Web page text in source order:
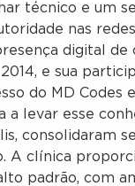
técnico e um
nas
digital de
e sua
do MD Codes
a levar esse
consolidaram
A clínica
padrão, com